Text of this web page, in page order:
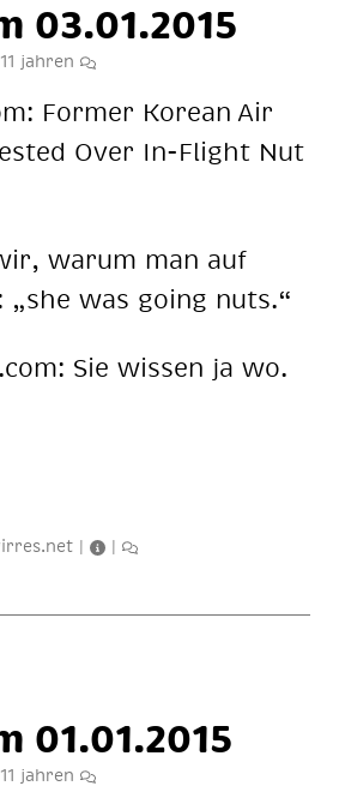
03.01.2015
jahren
For­mer Ko­re­an Air
Over In-Flight Nut
war­um man auf
„she was go­ing nuts.“
Sie wis­sen ja wo.
| |
01.01.2015
jahren